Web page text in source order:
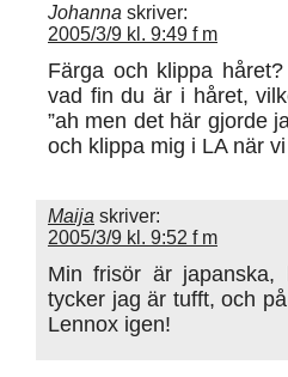
Johanna skriver:
2005/3/9 kl. 9:49 f m
Färga och klippa
vad fin du är i håret,
”ah men det här gjorde
och klippa mig i LA när
Maija skriver:
2005/3/9 kl. 9:52 f m
Min frisör är
tycker jag är tufft, och
Lennox igen!